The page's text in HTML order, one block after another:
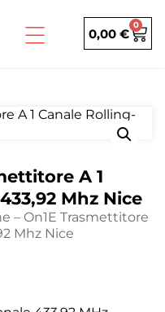
0,00 €
0
A 1
Mhz Nice
– On1E Trasmettitore
Mhz Nice